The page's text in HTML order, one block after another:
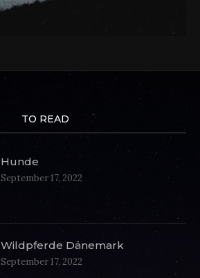
TO READ
Hunde
September 17, 2022
Wildpferde Dänemark
September 17, 2022